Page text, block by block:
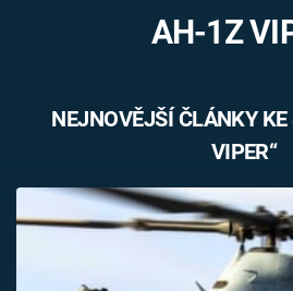
VETŘELCI DÁVNOVĚKU
Témata
Pořady
AH-1Z
NEJNOVĚJŠÍ ČLÁNKY
VIPER“